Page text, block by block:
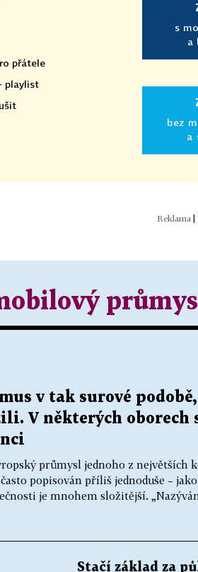
přátele
playlist
s
a
bez
a
|
v tak surové podobě,
V některých oborech
průmysl jednoho z největších
popisován příliš jednoduše –
je mnohem složitější.
Stačí základ za